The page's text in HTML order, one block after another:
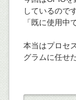
しているので
「既に使用中
本当はプロセ
グラムに任せ